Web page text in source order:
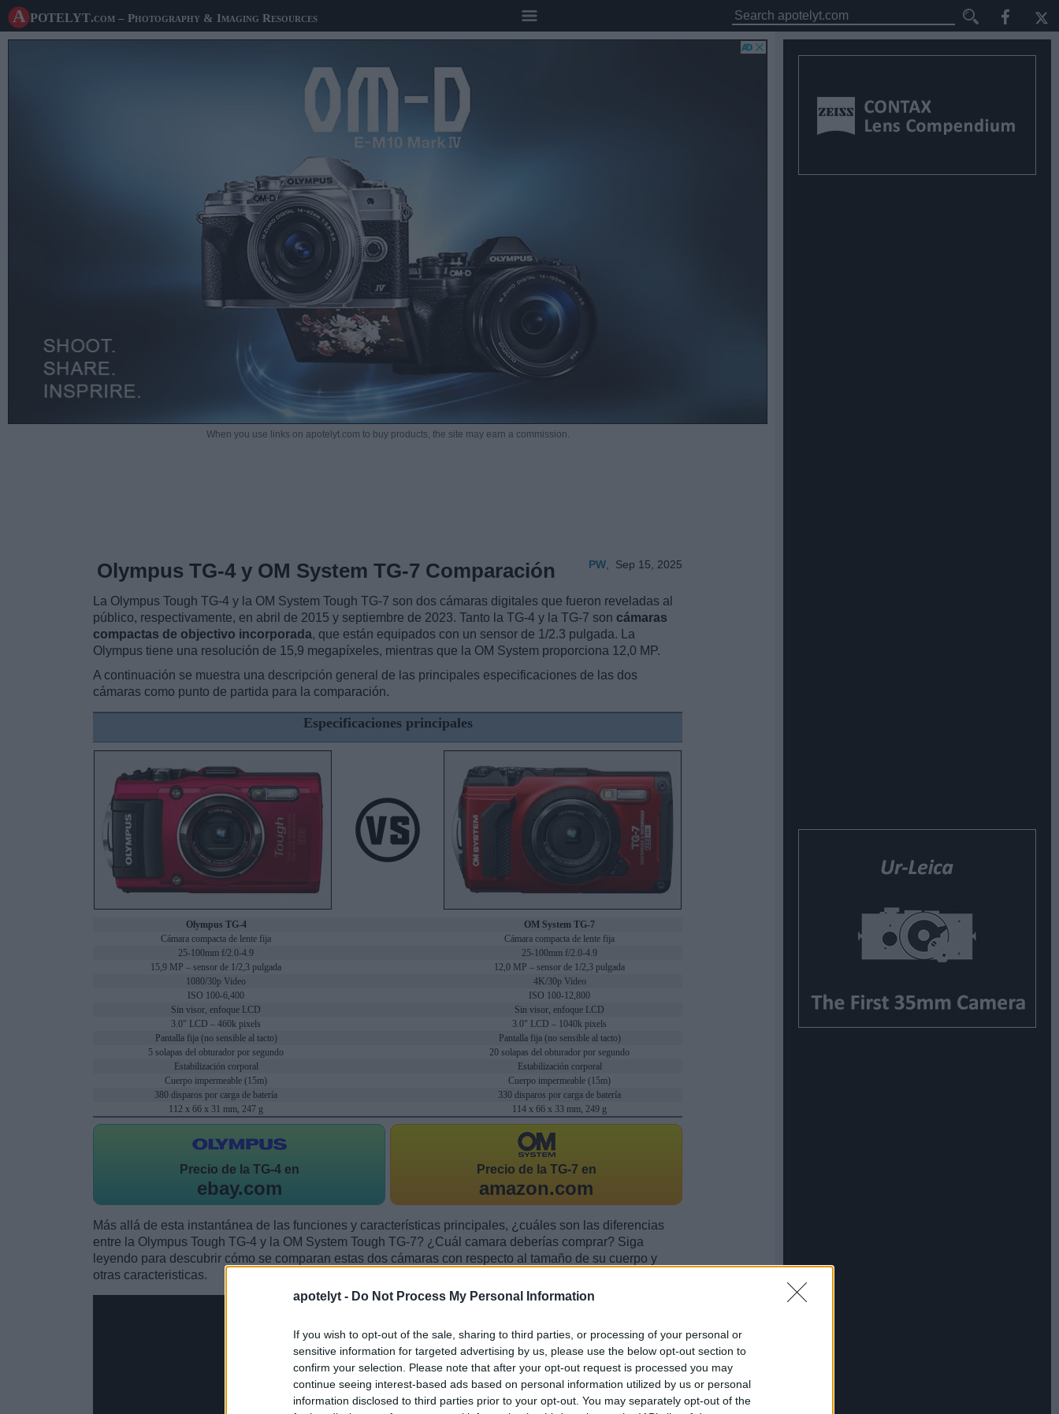
apotelyt - Do Not Process My Personal Information
If you wish to opt-out of the sale, sharing to third parties, or processing of your personal or
sensitive information for targeted advertising by us, please use the below opt-out section to
confirm your selection. Please note that after your opt-out request is processed you may
continue seeing interest-based ads based on personal information utilized by us or personal
information disclosed to third parties prior to your opt-out. You may separately opt-out of the
A potelyt.com – Photography & Imaging Resources
When you use links on apotelyt.com to buy products, the site may earn a commission.
PW Sep 15, 2025
Olympus TG-4 y OM System TG-7 Comparación
La Olympus Tough TG-4 y la OM System Tough TG-7 son dos cámaras digitales que fueron reveladas al
público, respectivamente, en abril de 2015 y septiembre de 2023. Tanto la TG-4 y la TG-7 son cámaras
compactas de objectivo incorporada, que están equipados con un sensor de 1/2.3 pulgada. La
Olympus tiene una resolución de 15,9 megapíxeles, mientras que la OM System proporciona 12,0 MP.
A continuación se muestra una descripción general de las principales especificaciones de las dos
cámaras como punto de partida para la comparación.
Especificaciones principales
Olympus TG-4
OM System TG-7
Cámara compacta de lente fija
Cámara compacta de lente fija
25-100mm f/2.0-4.9
25-100mm f/2.0-4.9
15,9 MP – sensor de 1/2,3 pulgada
12,0 MP – sensor de 1/2,3 pulgada
1080/30p Video
4K/30p Video
ISO 100-6,400
ISO 100-12,800
Sin visor, enfoque LCD
Sin visor, enfoque LCD
3.0" LCD – 460k pixels
3.0" LCD – 1040k pixels
Pantalla fija (no sensible al tacto)
Pantalla fija (no sensible al tacto)
5 solapas del obturador por segundo
20 solapas del obturador por segundo
Estabilización corporal
Estabilización corporal
Cuerpo impermeable (15m)
Cuerpo impermeable (15m)
380 disparos por carga de batería
330 disparos por carga de batería
112 x 66 x 31 mm, 247 g
114 x 66 x 33 mm, 249 g
Precio de la TG-4 en
ebay.com
Precio de la TG-7 en
amazon.com
Más allá de esta instantánea de las funciones y características principales, ¿cuáles son las diferencias
entre la Olympus Tough TG-4 y la OM System Tough TG-7? ¿Cuál camara deberías comprar? Siga
leyendo para descubrir cómo se comparan estas dos cámaras con respecto al tamaño de su cuerpo y
otras caracteristicas.